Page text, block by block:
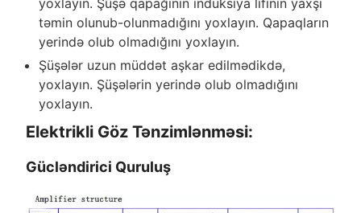
yoxlayın. Şüşə qapağının induksiya lifinin yaxşı
təmin olunub-olunmadığını yoxlayın. Qapaqların
yerində olub olmadığını yoxlayın.
Şüşələr uzun müddət aşkar edilmədikdə,
yoxlayın. Şüşələrin yerində olub olmadığını
yoxlayın.
Elektrikli Göz Tənzimlənməsi:
Gücləndirici Quruluş